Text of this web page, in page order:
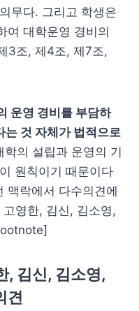
무다. 그리고 학생은
여 대학운영 경비의
3조, 제4조, 제7조,
운영 경비를 부담하
는 것 자체가 법적으로
학의 설립과 운영의 기
원칙이기 때문이다
맥락에서 다수의견에
영한, 김신, 김소영,
, 김신, 김소영,
견